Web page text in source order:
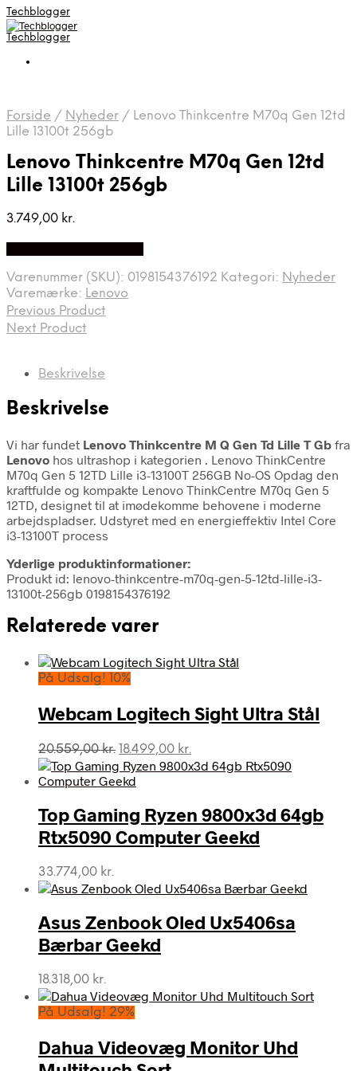
Techblogger
Techblogger
Forside / Nyheder / Lenovo Thinkcentre M70q Gen 12td
Lille 13100t 256gb
Lenovo Thinkcentre M70q Gen 12td
Lille 13100t 256gb
3.749,00 kr.
Varenummer (SKU): 0198154376192 Kategori: Nyheder
Varemærke: Lenovo
Previous Product
Next Product
Beskrivelse
Beskrivelse
Vi har fundet Lenovo Thinkcentre M Q Gen Td Lille T Gb fra
Lenovo hos ultrashop i kategorien . Lenovo ThinkCentre
M70q Gen 5 12TD Lille i3-13100T 256GB No-OS Opdag den
kraftfulde og kompakte Lenovo ThinkCentre M70q Gen 5
12TD, designet til at imødekomme behovene i moderne
arbejdspladser. Udstyret med en energieffektiv Intel Core
i3-13100T process
Yderlige produktinformationer:
Produkt id: lenovo-thinkcentre-m70q-gen-5-12td-lille-i3-
13100t-256gb 0198154376192
Relaterede varer
På Udsalg! 10%
Webcam Logitech Sight Ultra Stål
20.559,00kr. Den
oprindelige
pris
20.559,00 kr..
18.499,00 kr.
aktuelle
18.499,00 kr..
Top Gaming Ryzen 9800x3d 64gb
Rtx5090 Computer Geekd
33.774,00 kr.
Asus Zenbook Oled Ux5406sa
Bærbar Geekd
18.318,00 kr.
På Udsalg! 29%
Dahua Videovæg Monitor Uhd